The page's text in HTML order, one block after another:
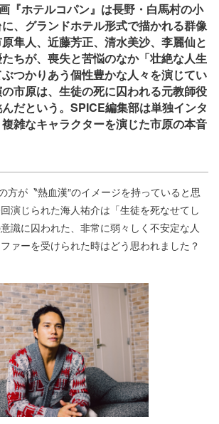
『ホテルコパン』は長野・白馬村の小
、グランドホテル形式で描かれる群像
隼人、近藤芳正、清水美沙、李麗仙と
ちが、喪失と苦悩のなか「壮絶な人生
つかりあう個性豊かな人々を演じてい
市原は、生徒の死に囚われる元教師役
だという。SPICE編集部は単独インタ
雑なキャラクターを演じた市原の本音
方が〝熱血漢″のイメージを持っていると思
演じられた海人祐介は「生徒を死なせてし
識に囚われた、非常に弱々しく不安定な人
ァーを受けられた時はどう思われました？